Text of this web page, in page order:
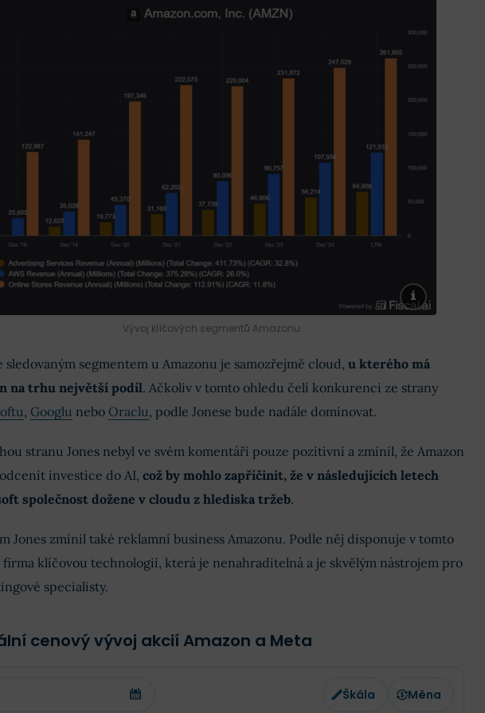
Vývoj klíčových segmentů Amazonu
sledovaným segmentem u Amazonu je samozřejmě cloud, u kterého má
na trhu největší podíl. Ačkoliv v tomto ohledu čelí konkurenci ze strany
, Googlu nebo Oraclu, podle Jonese bude nadále dominovat.
stranu Jones nebyl ve svém komentáři pouze pozitivní a zmínil, že Amazon
investice do AI, což by mohlo zapříčinit, že v následujících letech
společnost dožene v cloudu z hlediska tržeb.
Jones zmínil také reklamní business Amazonu. Podle něj disponuje v tomto
firma klíčovou technologií, která je nenahraditelná a je skvělým nástrojem pro
specialisty.
cenový vývoj akcií Amazon a Meta
Škála Měna